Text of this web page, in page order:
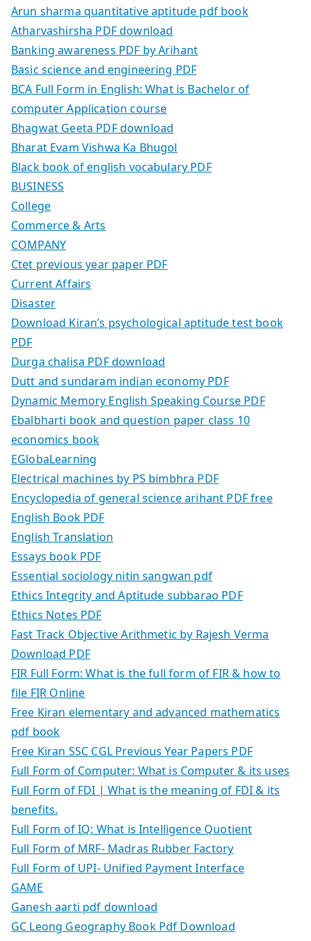
Arun sharma quantitative aptitude pdf book
Atharvashirsha PDF download
Banking awareness PDF by Arihant
Basic science and engineering PDF
BCA Full Form in English: What is Bachelor of
computer Application course
Bhagwat Geeta PDF download
Bharat Evam Vishwa Ka Bhugol
Black book of english vocabulary PDF
BUSINESS
College
Commerce & Arts
COMPANY
Ctet previous year paper PDF
Current Affairs
Disaster
Download Kiran’s psychological aptitude test book
PDF
Durga chalisa PDF download
Dutt and sundaram indian economy PDF
Dynamic Memory English Speaking Course PDF
Ebalbharti book and question paper class 10
economics book
EGlobaLearning
Electrical machines by PS bimbhra PDF
Encyclopedia of general science arihant PDF free
English Book PDF
English Translation
Essays book PDF
Essential sociology nitin sangwan pdf
Ethics Integrity and Aptitude subbarao PDF
Ethics Notes PDF
Fast Track Objective Arithmetic by Rajesh Verma
Download PDF
FIR Full Form: What is the full form of FIR & how to
file FIR Online
Free Kiran elementary and advanced mathematics
pdf book
Free Kiran SSC CGL Previous Year Papers PDF
Full Form of Computer: What is Computer & its uses
Full Form of FDI | What is the meaning of FDI & its
benefits.
Full Form of IQ: What is Intelligence Quotient
Full Form of MRF- Madras Rubber Factory
Full Form of UPI- Unified Payment Interface
GAME
Ganesh aarti pdf download
GC Leong Geography Book Pdf Download